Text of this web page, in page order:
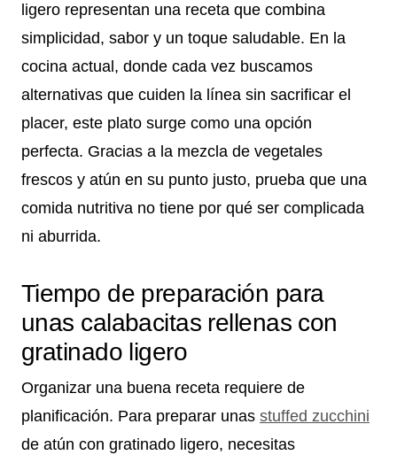
ligero representan una receta que combina
simplicidad, sabor y un toque saludable. En la
cocina actual, donde cada vez buscamos
alternativas que cuiden la línea sin sacrificar el
placer, este plato surge como una opción
perfecta. Gracias a la mezcla de vegetales
frescos y atún en su punto justo, prueba que una
comida nutritiva no tiene por qué ser complicada
ni aburrida.
Tiempo de preparación para
unas calabacitas rellenas con
gratinado ligero
Organizar una buena receta requiere de
planificación. Para preparar unas stuffed zucchini
de atún con gratinado ligero, necesitas